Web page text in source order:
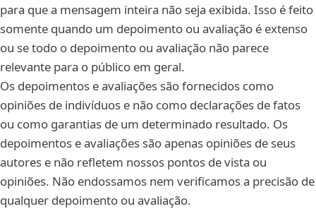
para que a mensagem inteira não seja exibida. Isso é feito
somente quando um depoimento ou avaliação é extenso
ou se todo o depoimento ou avaliação não parece
relevante para o público em geral.
Os depoimentos e avaliações são fornecidos como
opiniões de indivíduos e não como declarações de fatos
ou como garantias de um determinado resultado. Os
depoimentos e avaliações são apenas opiniões de seus
autores e não refletem nossos pontos de vista ou
opiniões. Não endossamos nem verificamos a precisão de
qualquer depoimento ou avaliação.